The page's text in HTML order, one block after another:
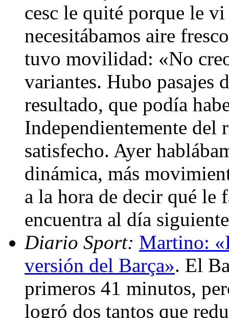
cesc le quité porque le
necesitábamos aire
tuvo movilidad: «No
variantes. Hubo pasajes
resultado, que podía
Independientemente del
satisfecho. Ayer
dinámica, más
a la hora de decir qué le
encuentra al día
Diario Sport: Martino:
versión del Barça». El
primeros 41 minutos,
logró dos tantos que